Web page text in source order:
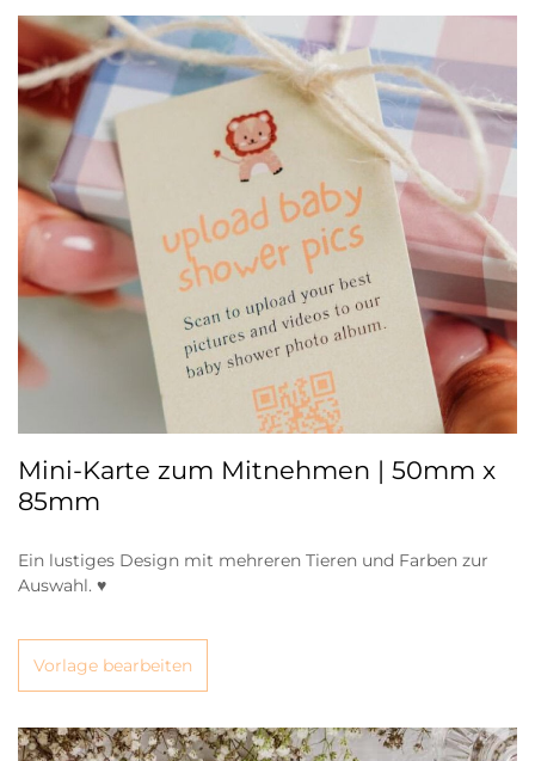
Mini-Karte zum Mitnehmen | 50mm x
85mm
Ein lustiges Design mit mehreren Tieren und Farben zur
Auswahl. ♥
Vorlage bearbeiten